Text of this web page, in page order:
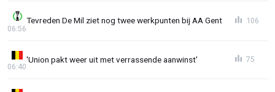
Tevreden De Mil ziet nog twee werkpunten bij AA Gent
06:56
106
'Union pakt weer uit met verrassende aanwinst'
06:40
75